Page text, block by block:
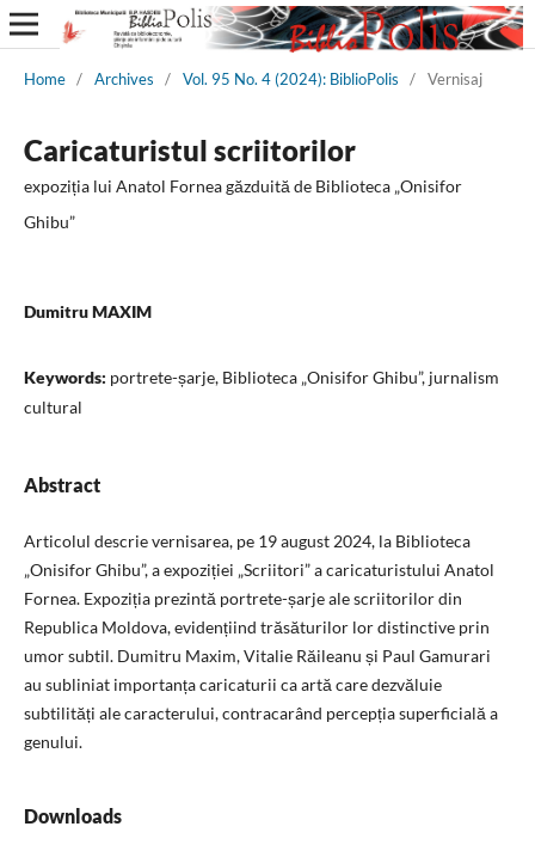
Home / Archives / Vol. 95 No. 4 (2024): BiblioPolis / Vernisaj
Caricaturistul scriitorilor
expoziția lui Anatol Fornea găzduită de Biblioteca „Onisifor
Ghibu”
Dumitru MAXIM
Keywords: portrete-șarje, Biblioteca „Onisifor Ghibu”, jurnalism
cultural
Abstract
Articolul descrie vernisarea, pe 19 august 2024, la Biblioteca
„Onisifor Ghibu”, a expoziției „Scriitori” a caricaturistului Anatol
Fornea. Expoziția prezintă portrete-șarje ale scriitorilor din
Republica Moldova, evidențiind trăsăturilor lor distinctive prin
umor subtil. Dumitru Maxim, Vitalie Răileanu și Paul Gamurari
au subliniat importanța caricaturii ca artă care dezvăluie
subtilități ale caracterului, contracarând percepția superficială a
genului.
Downloads